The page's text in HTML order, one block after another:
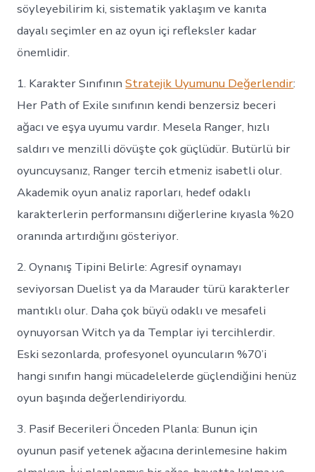
söyleyebilirim ki, sistematik yaklaşım ve kanıta
dayalı seçimler en az oyun içi refleksler kadar
önemlidir.
1. Karakter SınıfınınStratejik Uyumunu Değerlendir:
Her Path of Exile sınıfının kendi benzersiz beceri
ağacı ve eşya uyumu vardır. Mesela Ranger, hızlı
saldırı ve menzilli dövüşte çok güçlüdür. Butürlü bir
oyuncuysanız, Ranger tercih etmeniz isabetli olur.
Akademik oyun analiz raporları, hedef odaklı
karakterlerin performansını diğerlerine kıyasla %20
oranında artırdığını gösteriyor.
2. Oynanış Tipini Belirle: Agresif oynamayı
seviyorsan Duelist ya da Marauder türü karakterler
mantıklı olur. Daha çok büyü odaklı ve mesafeli
oynuyorsan Witch ya da Templar iyi tercihlerdir.
Eski sezonlarda, profesyonel oyuncuların %70’i
hangi sınıfın hangi mücadelelerde güçlendiğini henüz
oyun başında değerlendiriyordu.
3. Pasif Becerileri Önceden Planla: Bunun için
oyunun pasif yetenek ağacına derinlemesine hakim